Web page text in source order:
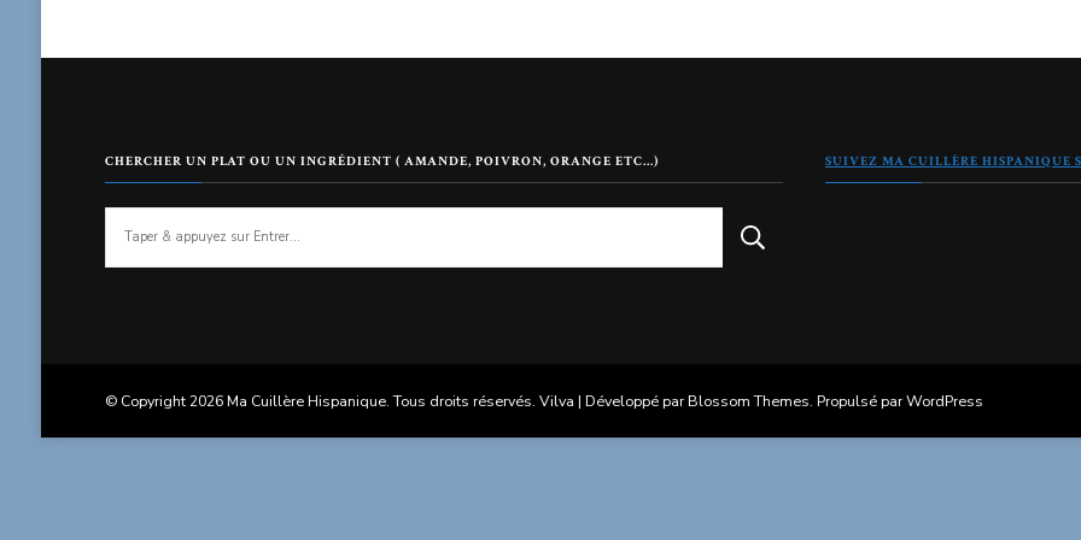
CHERCHER UN PLAT OU UN INGRÉDIENT ( AMANDE, POIVRON, ORANGE ETC…)
recherchiez
SUIVEZ MA CUILLÈRE HISPANIQUE
© Copyright 2026Ma Cuillère Hispanique. Tous droits réservés. Vilva | Développé parBlossom Themes. Propulsé parWordPress